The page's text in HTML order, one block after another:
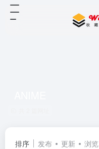
排序 发布 更新 浏览